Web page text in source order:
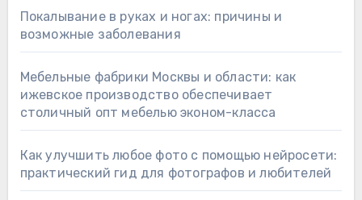
Покалывание в руках и ногах: причины и
возможные заболевания
Мебельные фабрики Москвы и области: как
ижевское производство обеспечивает
столичный опт мебелью эконом-класса
Как улучшить любое фото с помощью нейросети:
практический гид для фотографов и любителей